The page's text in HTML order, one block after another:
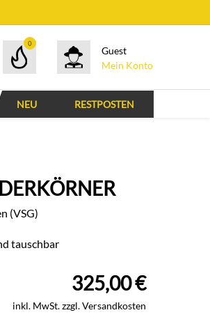
0
Guest
Mein Konto
NEU RESTPOSTEN
(VSG)
tauschbar
325,00€
inkl. MwSt. zzgl. Versandkosten